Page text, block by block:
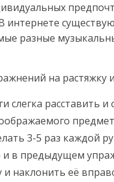
интернете
разные
на растяжку
слегка расставить
3-5 раз каждой
и в предыдущем
и наклонить её